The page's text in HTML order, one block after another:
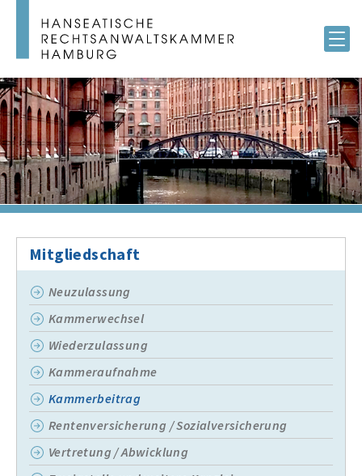
Mitgliedschaft
Neuzulassung
Kammerwechsel
Wiederzulassung
Kammeraufnahme
Kammerbeitrag
Rentenversicherung / Sozialversicherung
Vertretung / Abwicklung